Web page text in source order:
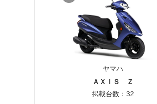
ヤマハ
ＡＸＩＳ Ｚ
掲載台数：32